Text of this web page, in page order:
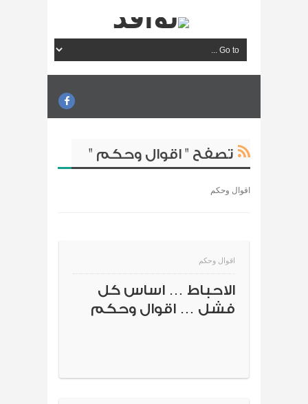
تصفح " اقوال وحكم "
اقوال وحكم
اقوال وحكم
الاحباط … اساس كل
فشل … اقوال وحكم